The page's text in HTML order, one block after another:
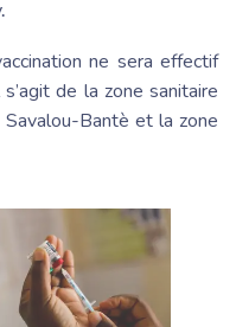
ne sera effectif
de la zone sanitaire
Bantè et la zone